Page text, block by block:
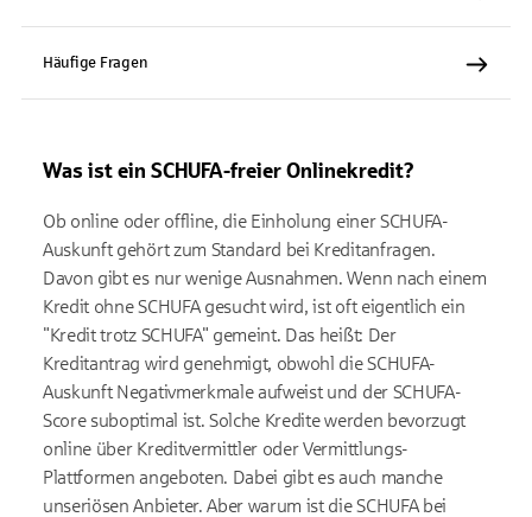
Häufige Fragen
Was ist ein SCHUFA-freier Onlinekredit?
Ob online oder offline, die Einholung einer SCHUFA-
Auskunft gehört zum Standard bei Kreditanfragen.
Davon gibt es nur wenige Ausnahmen. Wenn nach einem
Kredit ohne SCHUFA gesucht wird, ist oft eigentlich ein
"Kredit trotz SCHUFA" gemeint. Das heißt: Der
Kreditantrag wird genehmigt, obwohl die SCHUFA-
Auskunft Negativmerkmale aufweist und der SCHUFA-
Score suboptimal ist. Solche Kredite werden bevorzugt
online über Kreditvermittler oder Vermittlungs-
Plattformen angeboten. Dabei gibt es auch manche
unseriösen Anbieter. Aber warum ist die SCHUFA bei